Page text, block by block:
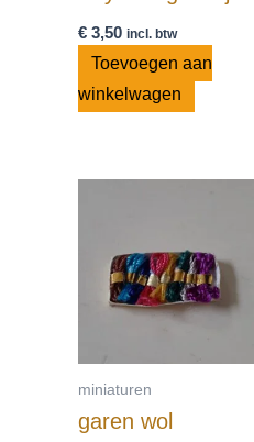
€ 3,50 incl. btw
Toevoegen aan
winkelwagen
miniaturen
garen wol